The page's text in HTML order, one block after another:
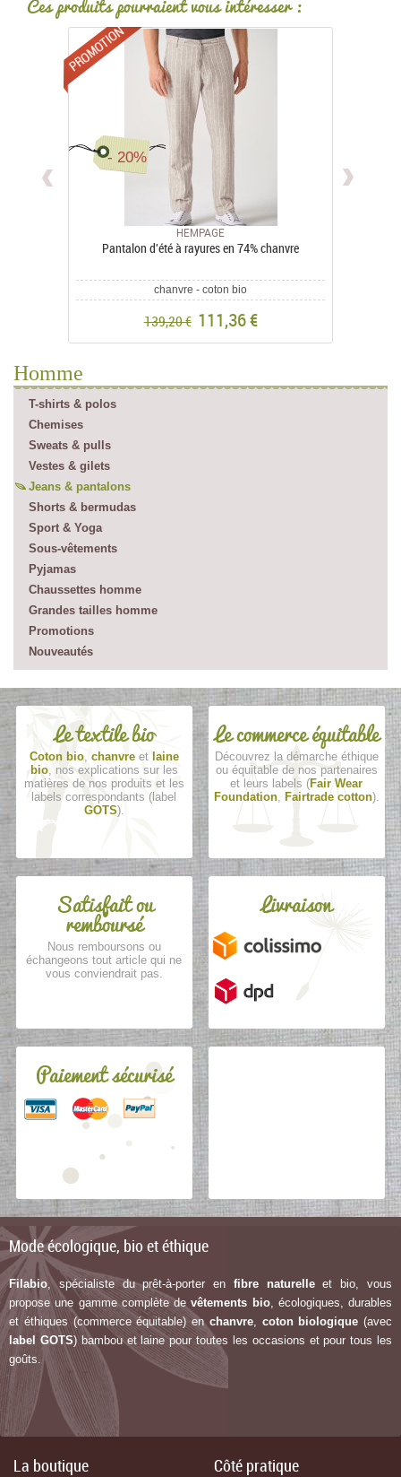
Ces produits pourraient vous intéresser :
Promotions
- 20%
HEMPAGE
Pantalon d'été à rayures en 74% chanvre
chanvre - coton bio
139,20 € 111,36 €
Homme
T-shirts & polos
Chemises
Sweats & pulls
Vestes & gilets
Jeans & pantalons
Shorts & bermudas
Sport & Yoga
Sous-vêtements
Pyjamas
Chaussettes homme
Grandes tailles homme
Promotions
Nouveautés
Le textile bio
Coton bio, chanvreet laine
bio, nos explications sur les
matières de nos produits et les
labels correspondants (label
GOTS).
Le commerce équitable
Découvrez la démarche éthique
ou équitable de nos partenaires
et leurs labels (Fair Wear
Foundation, Fairtrade cotton).
Satisfait ou
remboursé
Nous remboursons ou
échangeons tout article qui ne
vous conviendrait pas.
Livraison
Paiement sécurisé
Mode écologique, bio et éthique
Filabio , spécialiste du prêt-à-porter en fibre naturelleet bio, vous
propose une gamme complète devêtements bio, écologiques, durables
et éthiques (commerce équitable) en chanvre, coton biologique (avec
label GOTS) bambou et laine pour toutes les occasions et pour tous les
goûts.
La boutique Côté pratique